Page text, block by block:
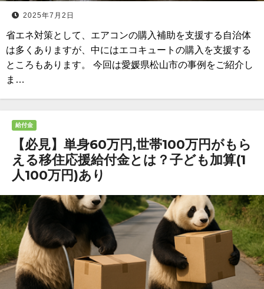
2025年7月2日
省エネ対策として、エアコンの購入補助を支援する自治体
は多くありますが、中にはエコキュートの購入を支援する
ところもあります。 今回は愛媛県松山市の事例をご紹介し
ま…
給付金
【必見】単身60万円,世帯100万円がもら
える移住応援給付金とは？子ども加算(1
人100万円)あり